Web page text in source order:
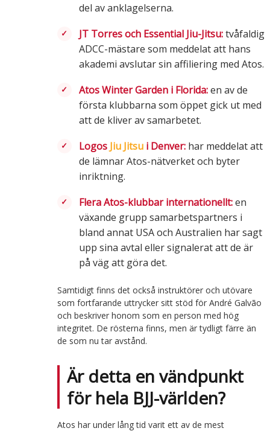
del av anklagelserna.
JT Torres och Essential Jiu-Jitsu:tvåfaldig
ADCC-mästare som meddelat att hans
akademi avslutar sin affiliering med Atos.
Atos Winter Garden i Florida:en av de
första klubbarna som öppet gick ut med
att de kliver av samarbetet.
Logos Jiu Jitsui Denver:har meddelat att
de lämnar Atos-nätverket och byter
inriktning.
Flera Atos-klubbar internationellt:en
växande grupp samarbetspartners i
bland annat USA och Australien har sagt
upp sina avtal eller signalerat att de är
på väg att göra det.
Samtidigt finns det också instruktörer och utövare
som fortfarande uttrycker sitt stöd för André Galvão
och beskriver honom som en person med hög
integritet. De rösterna finns, men är tydligt färre än
de som nu tar avstånd.
Är detta en vändpunkt
för hela BJJ-världen?
Atos har under lång tid varit ett av de mest